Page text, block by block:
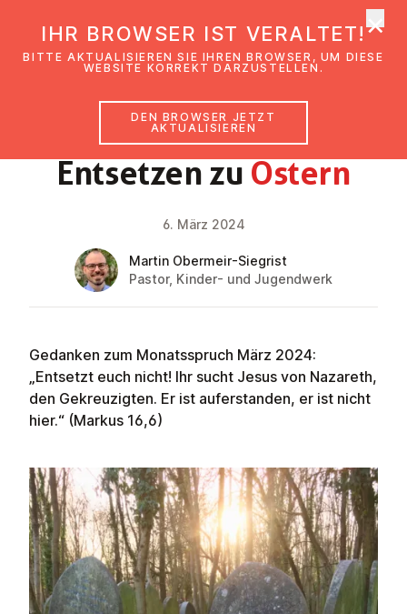
Entsetzen zuOstern
GLAUBENSIMPULS
6. März 2024
Martin Obermeir-Siegrist
Pastor, Kinder- und Jugendwerk
Gedanken zum Monatsspruch März 2024:
„Entsetzt euch nicht! Ihr sucht Jesus von Nazareth,
den Gekreuzigten. Er ist auferstanden, er ist nicht
hier.“ (Markus 16,6)
IHR BROWSER IST VERALTET!
BITTE AKTUALISIEREN SIE IHREN BROWSER, UM DIESE
WEBSITE KORREKT DARZUSTELLEN.
DEN BROWSER JETZT
AKTUALISIEREN
×